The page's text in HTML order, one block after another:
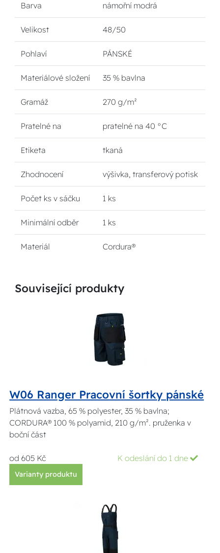
Barva námořní modrá
Velikost 48/50
Pohlaví PÁNSKÉ
Materiálové složení 35 % bavlna
Gramáž 270 g/m²
Pratelné na pratelné na 40 °C
Etiketa tkaná
Zhodnocení výšivka, transferový potisk
Počet ks v sáčku 1 ks
Minimální odběr 1 ks
Materiál Cordura®
Související produkty
W06 Ranger Pracovní šortky pánské
Plátnová vazba, 65 % polyester, 35 % bavlna;
CORDURA® 100 % polyamid, 210 g/m². pruženka v
boční část
od 605 Kč K odeslání do 1 dne
Varianty produktu